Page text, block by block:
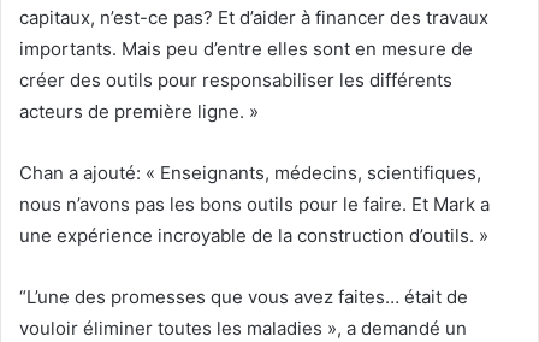
capitaux, n’est-ce pas? Et d’aider à financer des travaux
importants. Mais peu d’entre elles sont en mesure de
créer des outils pour responsabiliser les différents
acteurs de première ligne. »
Chan a ajouté: « Enseignants, médecins, scientifiques,
nous n’avons pas les bons outils pour le faire. Et Mark a
une expérience incroyable de la construction d’outils. »
“L’une des promesses que vous avez faites… était de
vouloir éliminer toutes les maladies », a demandé un